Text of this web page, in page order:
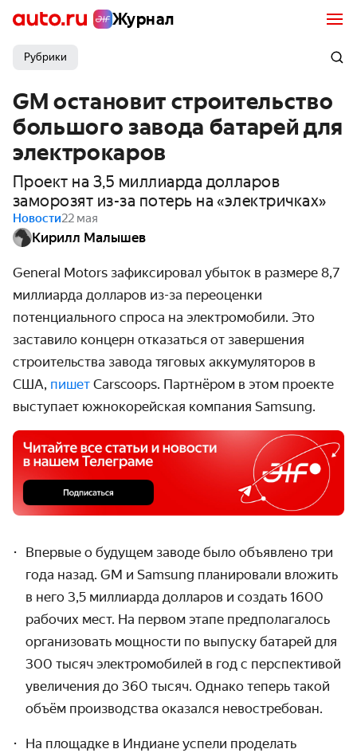
Журнал
Рубрики
GM остановит строительство
большого завода батарей для
электрокаров
Проект на 3,5 миллиарда долларов
заморозят из-за потерь на «электричках»
Новости22 мая
Кирилл Малышев
General Motors зафиксировал убыток в размере 8,7
миллиарда долларов из-за переоценки
потенциального спроса на электромобили. Это
заставило концерн отказаться от завершения
строительства завода тяговых аккумуляторов в
США, пишет Carscoops. Партнёром в этом проекте
выступает южнокорейская компания Samsung.
Впервые о будущем заводе было объявлено три
года назад. GM и Samsung планировали вложить
в него 3,5 миллиарда долларов и создать 1600
рабочих мест. На первом этапе предполагалось
организовать мощности по выпуску батарей для
300 тысяч электромобилей в год с перспективой
увеличения до 360 тысяч. Однако теперь такой
объём производства оказался невостребован.
На площадке в Индиане успели проделать